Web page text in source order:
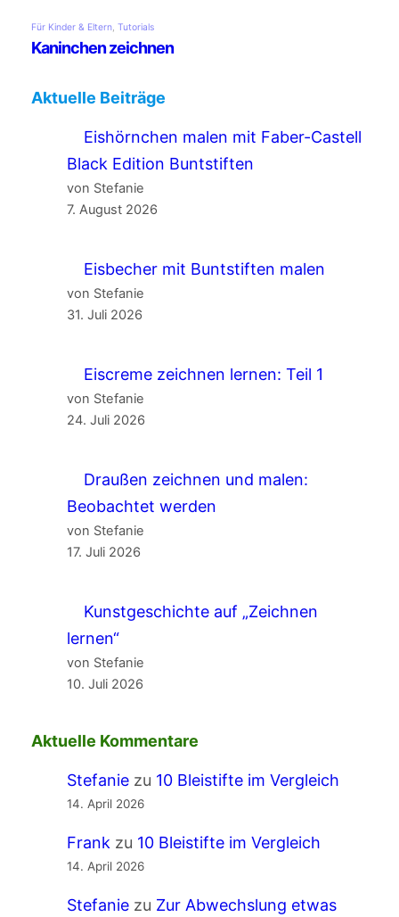
Aktuelle Beiträge
Eishörnchen malen mit Faber-Castell
Black Edition Buntstiften
von Stefanie
7. August 2026
Eisbecher mit Buntstiften malen
von Stefanie
31. Juli 2026
Eiscreme zeichnen lernen: Teil 1
von Stefanie
24. Juli 2026
Draußen zeichnen und malen:
Beobachtet werden
von Stefanie
17. Juli 2026
Kunstgeschichte auf „Zeichnen
lernen“
von Stefanie
10. Juli 2026
Aktuelle Kommentare
Stefaniezu 10 Bleistifte im Vergleich
14. April 2026
Frank zu 10 Bleistifte im Vergleich
14. April 2026
Stefaniezu Zur Abwechslung etwas